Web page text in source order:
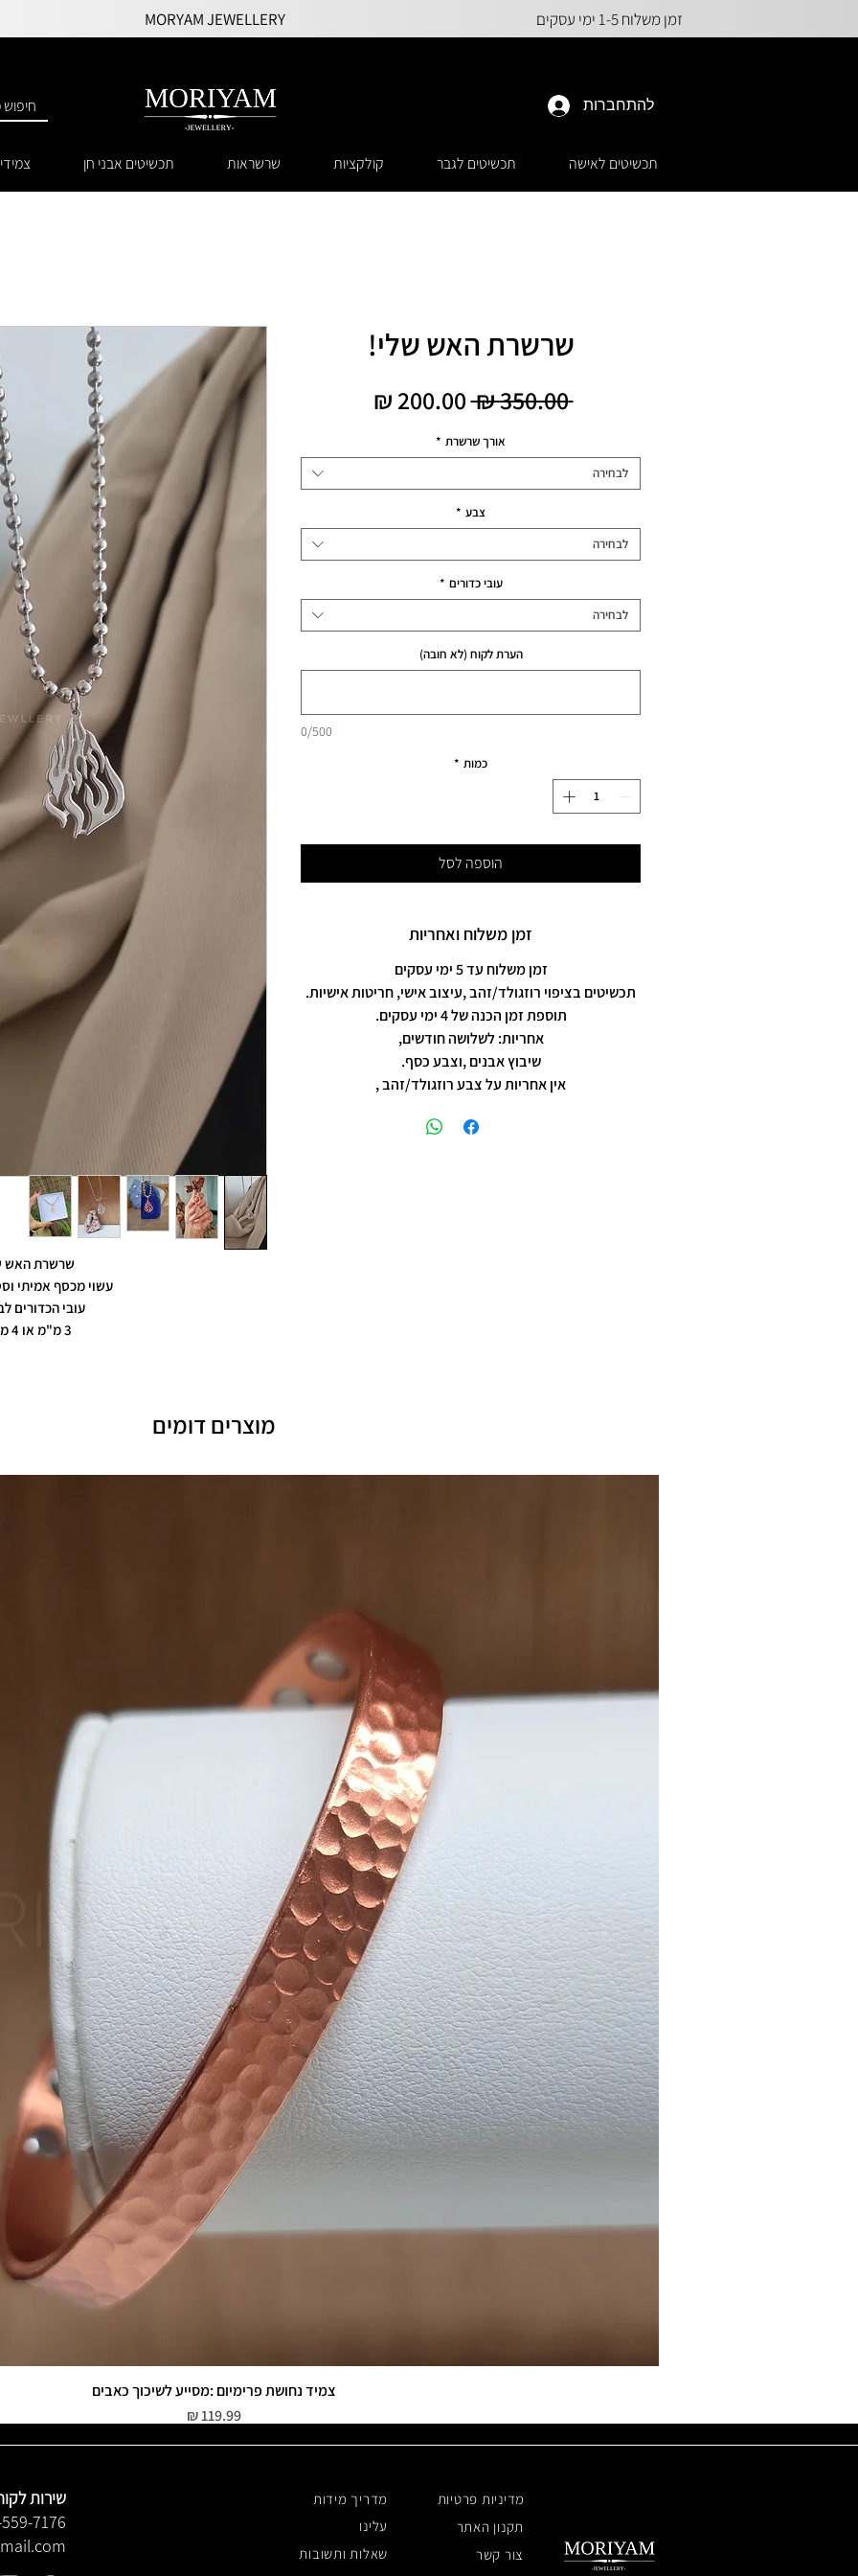
MORYAM JEWELLERY זמן משלוח 1-5 ימי עסקים
להתחברות
תכשיטים לאישה תכשיטים לגבר קולקציות שרשראות תכשיטים אבני חן
שרשרת האש
עשוי מכסף אמיתי
עובי הכדורים
3 מ"מ או 4 מ"מ
שרשרת האש שלי!
‏350.00 ‏₪
מחיר
רגיל
אורך שרשרת *
לבחירה
צבע *
לבחירה
עובי כדורים *
לבחירה
הערת לקוח (לא חובה)
0/500
כמות *
הוספה לסל
זמן משלוח ואחריות
זמן משלוח עד 5 ימי עסקים
תכשיטים בציפוי רוזגולד/זהב ,עיצוב אישי, חריטות אישיות.
תוספת זמן הכנה של 4 ימי עסקים.
אחריות: לשלושה חודשים,
שיבוץ אבנים ,וצבע כסף.
אין אחריות על צבע רוזגולד/זהב ,
מוצרים דומים
תצוגה מהירה
צמיד נחושת פרימיום :מסייע לשיכוך כאבים
מחיר‏119.99 ‏₪
שירות
7176
מדריך מידות
מדיניות פרטיות
עלינו
תקנון האתר
שאלות ותשובות
צור קשר